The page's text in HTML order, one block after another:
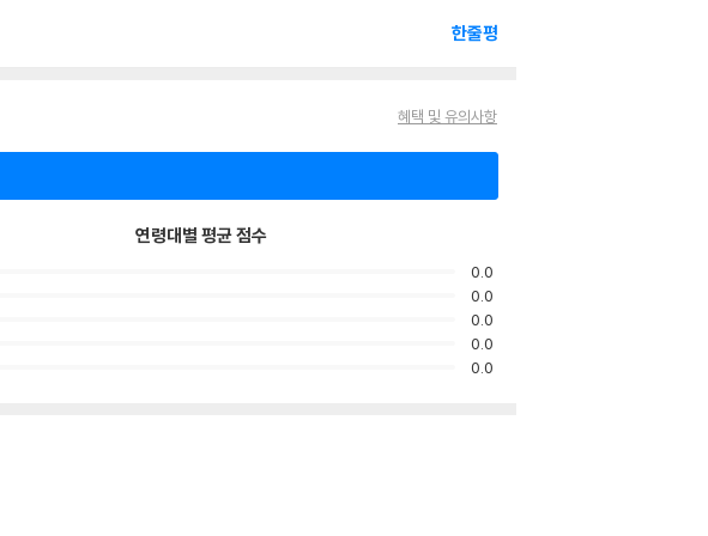
한줄평
혜택 및 유의사항
연령대별 평균 점수
0.0
0.0
0.0
0.0
0.0